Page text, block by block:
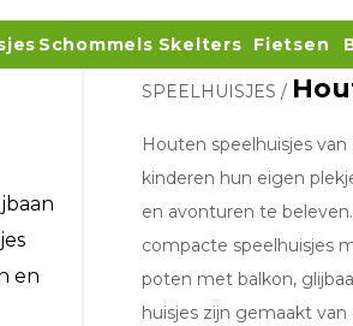
Schommels Skelters Fietsen
en
SPEELHUISJES /
Houten speelhuisjes
kinderen hun eigen
en avonturen te
compacte speelhuisjes
poten met balkon,
huisjes zijn gemaakt